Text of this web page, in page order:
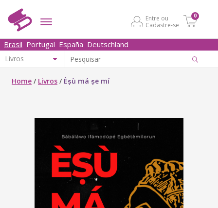
Entre ou
Cadastre-se
0
Brasil Portugal España Deutschland
Home / Livros / Èṣù má ṣe mí